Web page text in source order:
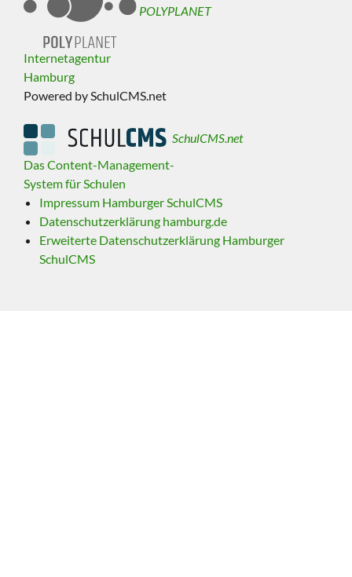
POLYPLANET
Internetagentur
Hamburg
Powered by SchulCMS.net
SchulCMS.net
Das Content-Management-
System für Schulen
Impressum Hamburger SchulCMS
Datenschutzerklärung hamburg.de
Erweiterte Datenschutzerklärung Hamburger
SchulCMS